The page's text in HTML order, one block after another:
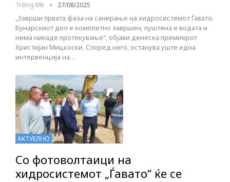
Triling Mk 27/08/2025
„Заврши првата фаза на санирање на хидросистемот Ѓавато.
Бунарскиот дел е комплетно завршен, пуштена е водата и
нема никаде протекување“, објави денеска премиерот
Христијан Мицкоски. Според него, останува уште една
интервенција на…
АКТУЕЛНО
Со фотоволтаици на
хидросистемот „Ѓавато“ ќе се